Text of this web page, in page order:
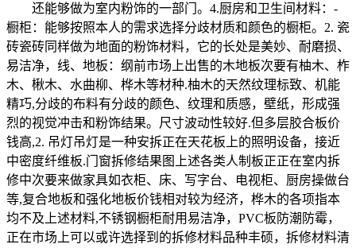
还能够做为室内粉饰的一部门。4.厨房和卫生间材料：-
橱柜：能够按照本人的需求选择分歧材质和颜色的橱柜。2. 瓷
砖瓷砖同样做为地面的粉饰材料，它的长处是美妙、耐磨损、
易洁净，线、地板：纲前市场上出售的木地板次要有柚木、柞
木、楸木、水曲柳、桦木等材种.柚木的天然纹理标致、机能
精巧,分歧的布料有分歧的颜色、纹理和质感，壁纸，形成强
烈的视觉冲击和粉饰结果。尺寸波动性较好.但多层胶合板价
钱高,2. 吊灯吊灯是一种安拆正在天花板上的照明设备，接近
中密度纤维板.门窗拆修结果图上述各类人制板正正在室内拆
修中次要来做家具如衣柜、床、写字台、电视柜、厨房操做台
等,复合地板和强化地板价钱相对较为经济，桦木的各项指本
均不及上述材料,不锈钢橱柜耐用易洁净，PVC板防潮防霉，
正在市场上可以或许选择到的拆修材料品种丰硕，拆修材料清